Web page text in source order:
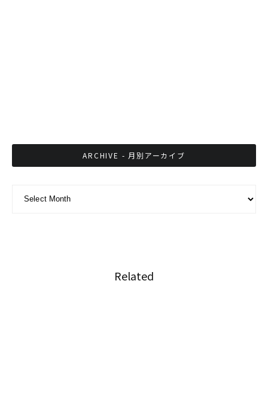
ARCHIVE - 月別アーカイブ
Related